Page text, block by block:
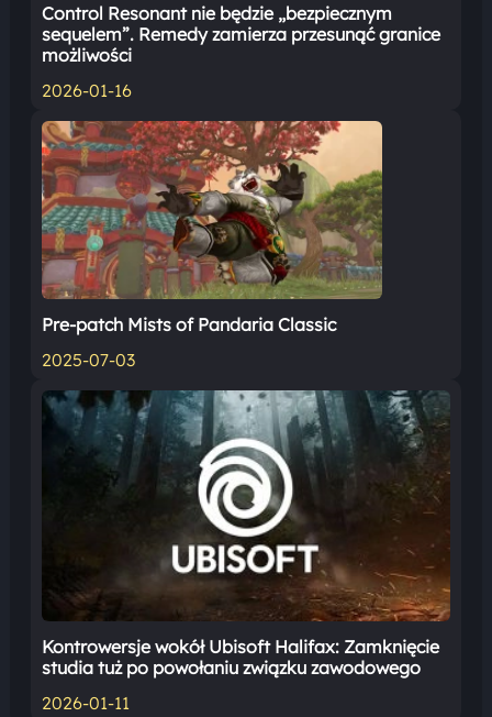
Control Resonant nie będzie „bezpiecznym
sequelem”. Remedy zamierza przesunąć granice
możliwości
2026-01-16
Pre-patch Mists of Pandaria Classic
2025-07-03
Kontrowersje wokół Ubisoft Halifax: Zamknięcie
studia tuż po powołaniu związku zawodowego
2026-01-11